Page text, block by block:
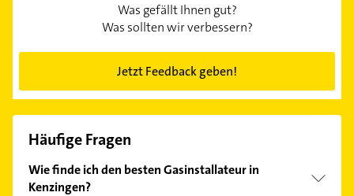
Was gefällt Ihnen gut?
Was sollten wir verbessern?
Jetzt Feedback geben!
Häufige Fragen
Wie finde ich den besten Gasinstallateur in
Kenzingen?